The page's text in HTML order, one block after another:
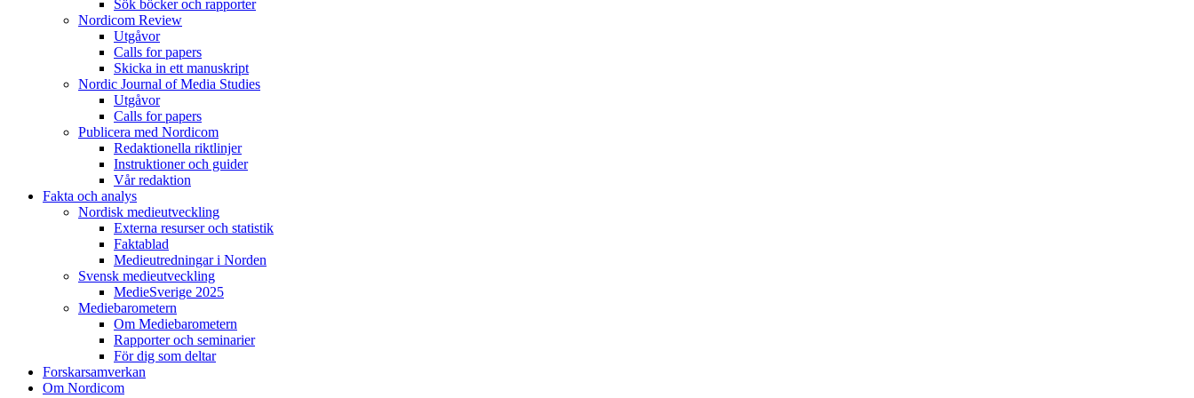
Sök böcker och rapporter
Nordicom Review
Utgåvor
Calls for papers
Skicka in ett manuskript
Nordic Journal of Media Studies
Utgåvor
Calls for papers
Publicera med Nordicom
Redaktionella riktlinjer
Instruktioner och guider
Vår redaktion
Fakta och analys
Nordisk medieutveckling
Externa resurser och statistik
Faktablad
Medieutredningar i Norden
Svensk medieutveckling
MedieSverige 2025
Mediebarometern
Om Mediebarometern
Rapporter och seminarier
För dig som deltar
Forskarsamverkan
Om Nordicom